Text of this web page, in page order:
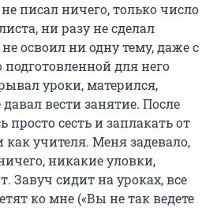
писал ничего, только число
ни разу не сделал
освоил ни одну тему, даже с
для него
уроки, матерился,
вести занятие. После
просто сесть и заплакать от
учителя. Меня задевало,
никакие уловки,
Завуч сидит на уроках, все
ко мне («Вы не так ведете